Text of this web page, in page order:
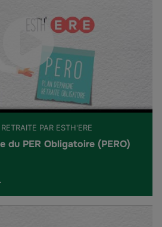
PAR ESTH'ERE
du PER Obligatoire (PERO)